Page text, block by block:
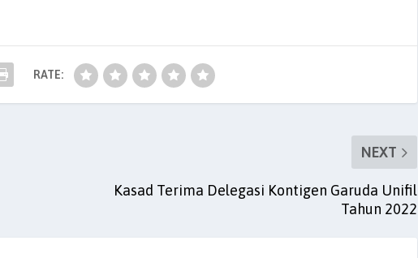
RATE:
NEXT
Kasad Terima Delegasi Kontigen Garuda Unifil
Tahun 2022